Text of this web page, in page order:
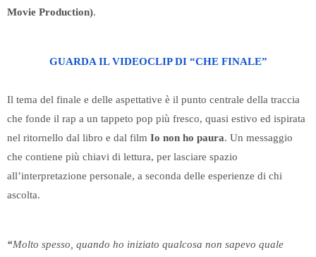
Movie Production).
GUARDA IL VIDEOCLIP DI “CHE FINALE”
Il tema del finale e delle aspettative è il punto centrale della traccia
che fonde il rap a un tappeto pop più fresco, quasi estivo ed ispirata
nel ritornello dal libro e dal film Io non ho paura. Un messaggio
che contiene più chiavi di lettura, per lasciare spazio
all’interpretazione personale, a seconda delle esperienze di chi
ascolta.
“Molto spesso, quando ho iniziato qualcosa non sapevo quale